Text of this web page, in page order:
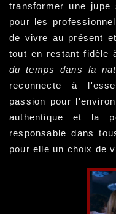
transformer une jupe
pour les
de vivre au présent
tout en restant fidèle
du temps dans la
reconnecte à
passion pour
authentique et la
responsable dans
pour elle un choix de